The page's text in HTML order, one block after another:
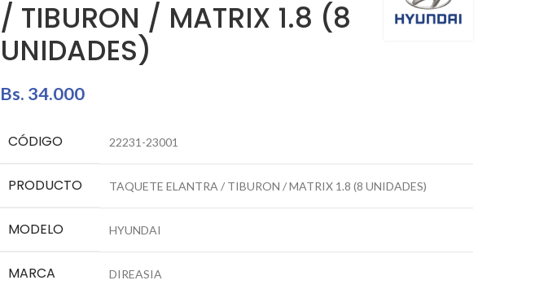
/ TIBURON / MATRIX 1.8 (8
UNIDADES)
Bs. 34.000
CÓDIGO 22231-23001
PRODUCTO TAQUETE ELANTRA / TIBURON / MATRIX 1.8 (8 UNIDADES)
MODELO HYUNDAI
MARCA DIREASIA